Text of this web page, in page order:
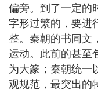
偏旁。到了一定的
字形过繁的，要进
整。秦朝的书同文
运动。此前的甚至
为大篆；秦朝统一
观规范，最突出的